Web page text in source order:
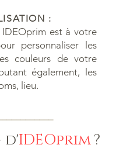
:
IDEOprim est à votre
personnaliser les
couleurs de votre
également, les
lieu.
d'IDEOprim?